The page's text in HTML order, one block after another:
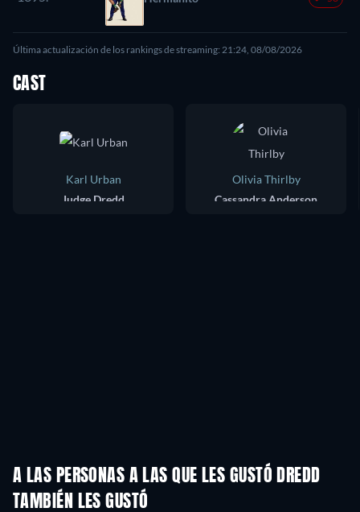
Última actualización de los rankings de streaming: 21:24, 08/08/2026
CAST
Karl Urban
Judge Dredd
Olivia Thirlby
Cassandra Anderson
A LAS PERSONAS A LAS QUE LES GUSTÓ DREDD
TAMBIÉN LES GUSTÓ